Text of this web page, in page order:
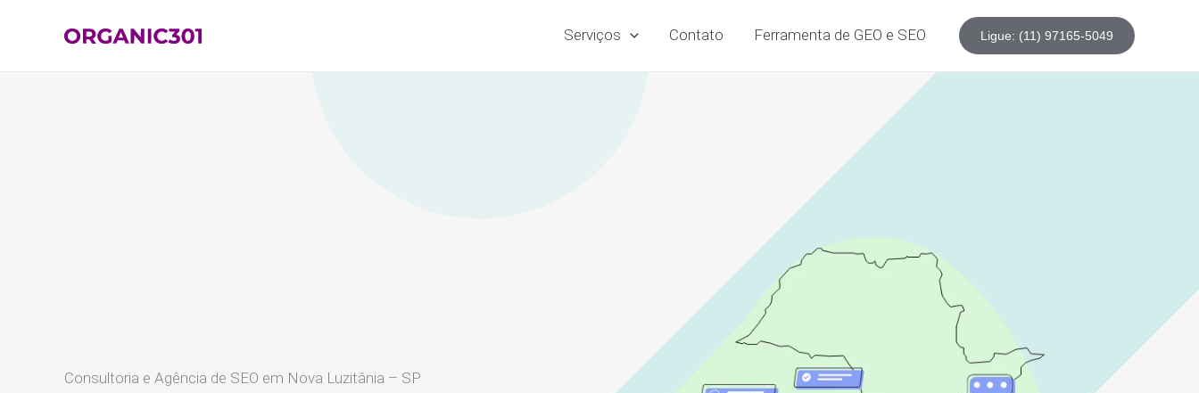
Serviços Contato Ferramenta de GEO e SEO Ligue: (11) 97165-5049
Consultoria e Agência de SEO em Nova Luzitânia – SP